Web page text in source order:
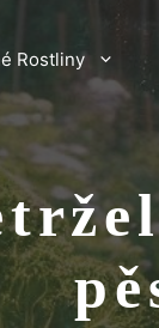
Rostliny